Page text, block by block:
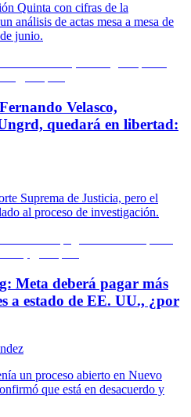
Quinta con cifras de la
análisis de actas mesa a mesa de
junio.
Velasco,
quedará en libertad:
Suprema de Justicia, pero el
al proceso de investigación.
Meta deberá pagar más
a estado de EE. UU., ¿por
un proceso abierto en Nuevo
que está en desacuerdo y